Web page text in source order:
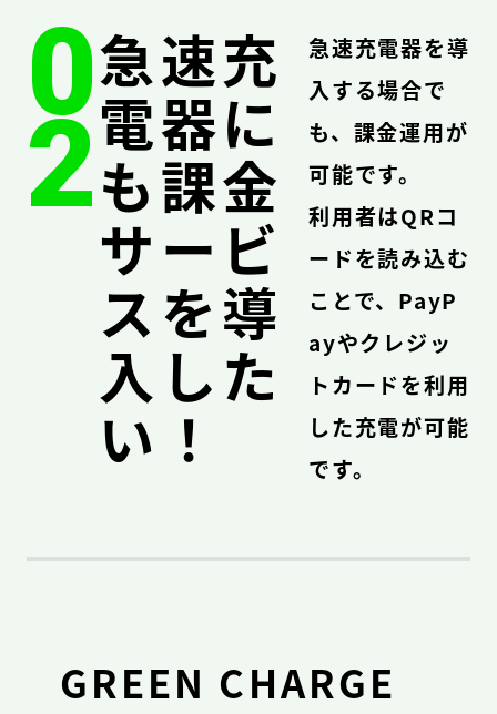
0
2
急速充
電器に
も課金
サービ
スを導
入した
い！
急速充電器を導
入する場合で
も、課金運用が
可能です。
利用者はQRコ
ードを読み込む
ことで、PayP
ayやクレジッ
トカードを利用
した充電が可能
です。
GREEN CHARGE